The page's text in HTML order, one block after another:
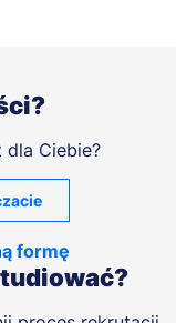
dla Ciebie?
formę